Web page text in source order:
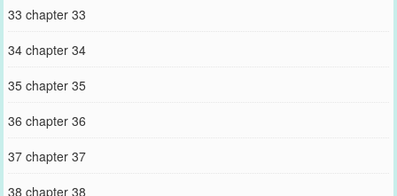
33 chapter 33
34 chapter 34
35 chapter 35
36 chapter 36
37 chapter 37
38 chapter 38